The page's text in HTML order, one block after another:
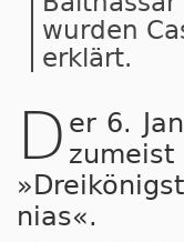
wurden
erklärt.
D er 6.
nias«.